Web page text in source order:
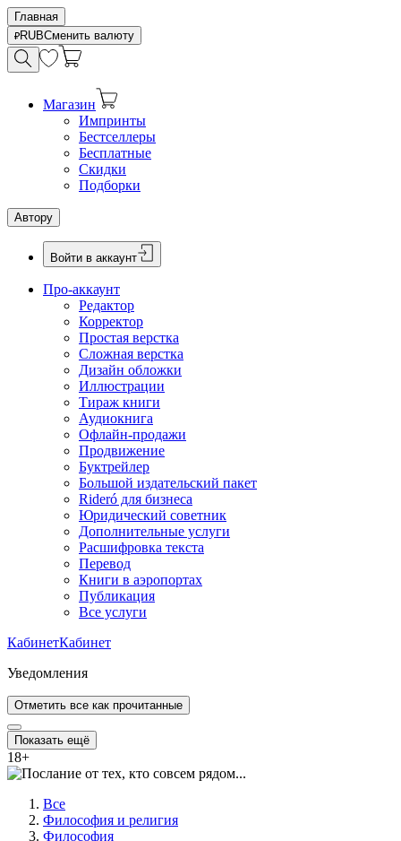
Главная
RUBСменить валюту
Магазин
Импринты
Бестселлеры
Бесплатные
Скидки
Подборки
Автору
Войти в аккаунт
Про-аккаунт
Редактор
Корректор
Простая верстка
Сложная верстка
Дизайн обложки
Иллюстрации
Тираж книги
Аудиокнига
Офлайн-продажи
Продвижение
Буктрейлер
Большой издательский пакет
Rideró для бизнеса
Юридический советник
Дополнительные услуги
Расшифровка текста
Перевод
Книги в аэропортах
Публикация
Все услуги
КабинетКабинет
Уведомления
Отметить все как прочитанные
Показать ещё
18+
Все
Философия и религия
Философия